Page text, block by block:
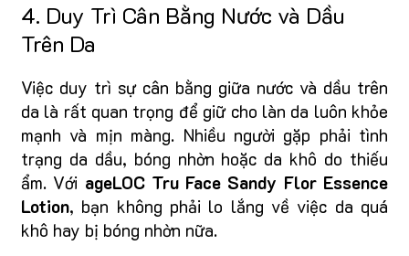
4. Duy Trì Cân Bằng Nước và Dầu
Trên Da
Việc duy trì sự cân bằng giữa nước và dầu trên
da là rất quan trọng để giữ cho làn da luôn khỏe
mạnh và mịn màng. Nhiều người gặp phải tình
trạng da dầu, bóng nhờn hoặc da khô do thiếu
ẩm. Với ageLOC Tru Face Sandy Flor Essence
Lotion, bạn không phải lo lắng về việc da quá
khô hay bị bóng nhờn nữa.